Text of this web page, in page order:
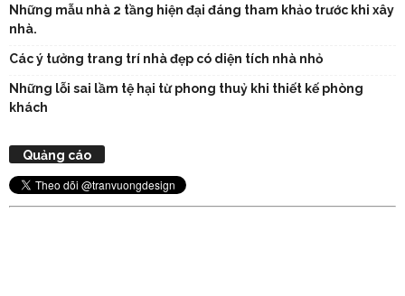
Những mẫu nhà 2 tầng hiện đại đáng tham khảo trước khi xây
nhà.
Các ý tưởng trang trí nhà đẹp có diện tích nhà nhỏ
Những lỗi sai lầm tệ hại từ phong thuỷ khi thiết kế phòng
khách
Quảng cáo